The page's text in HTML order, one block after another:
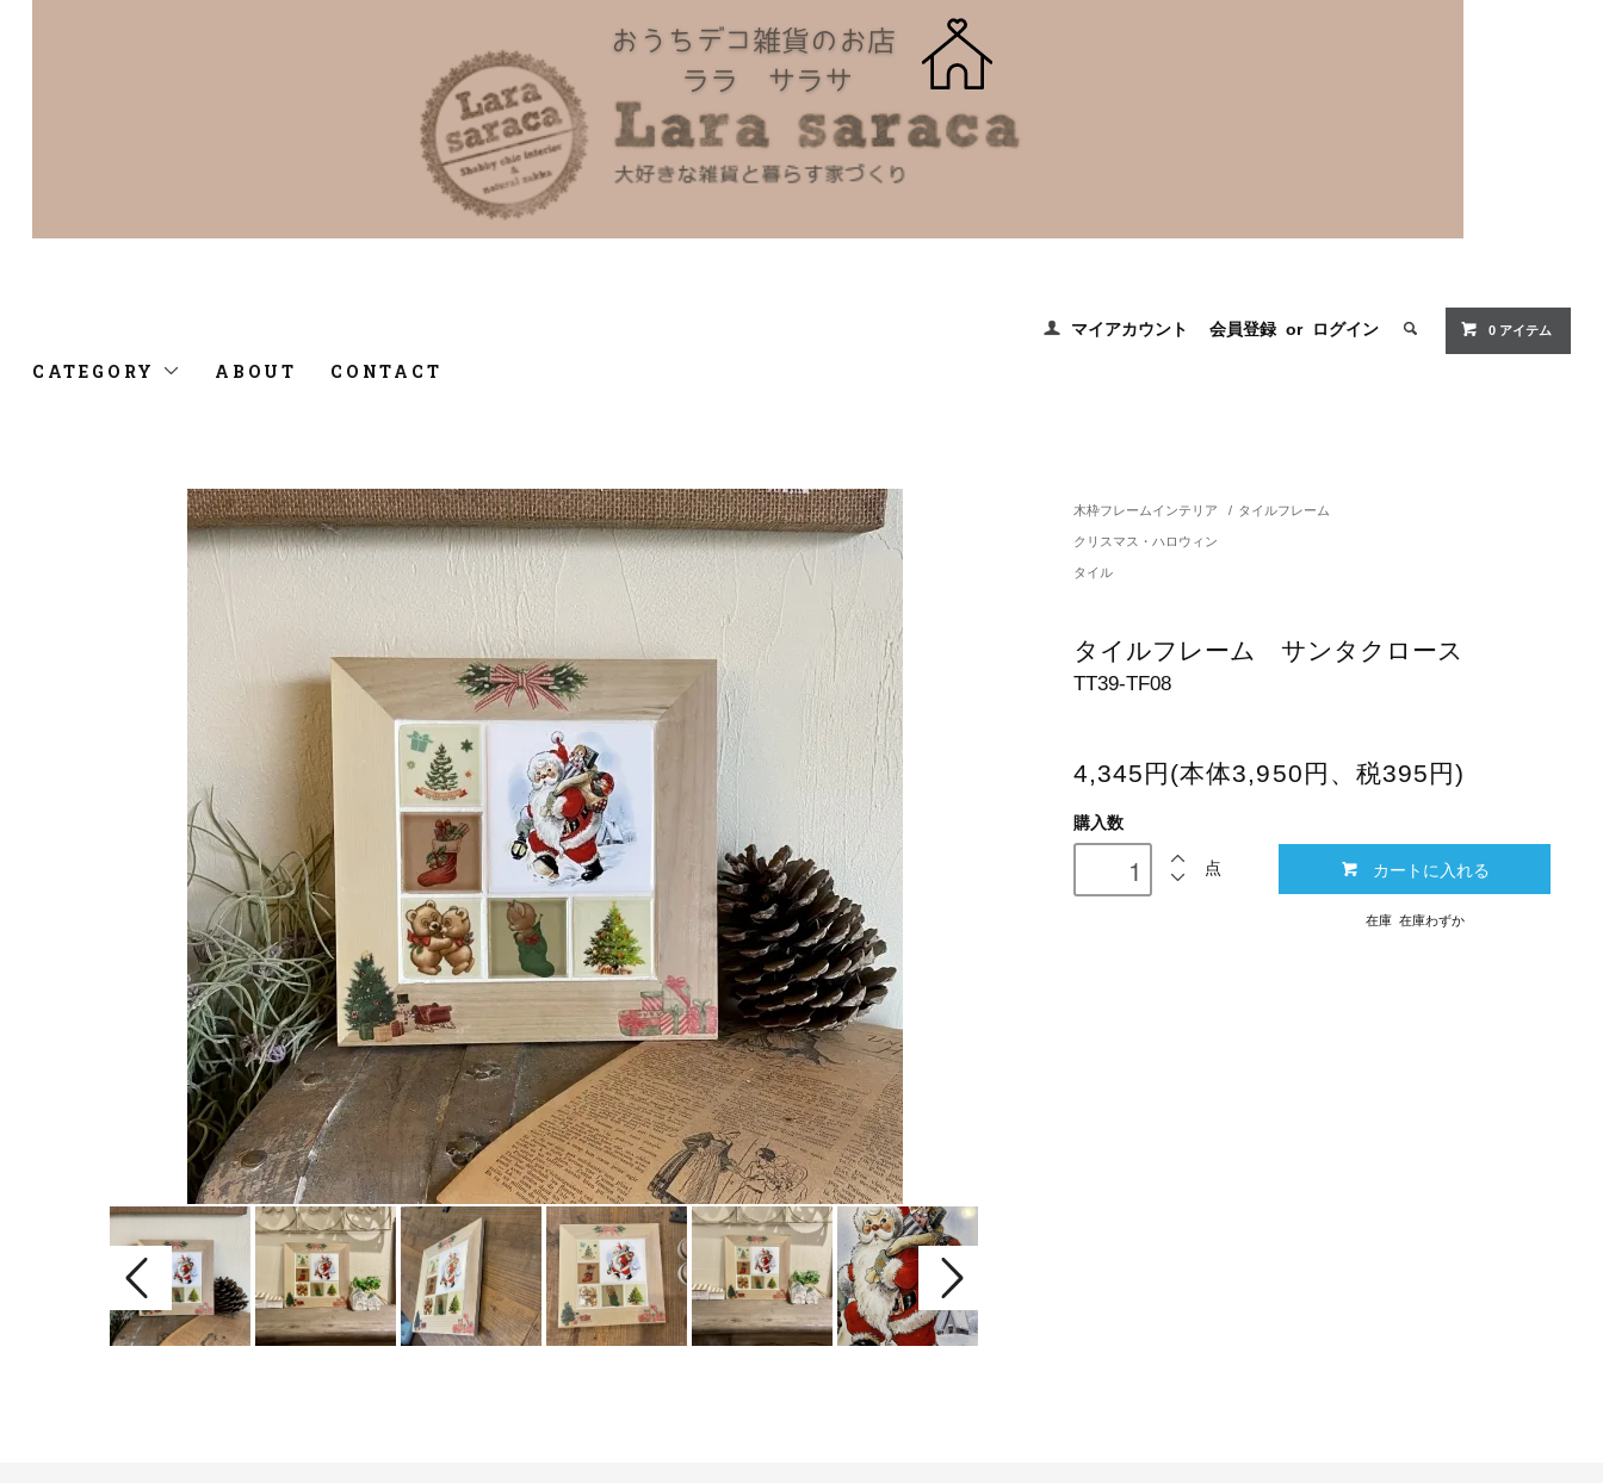
マイアカウント 会員登録 or ログイン 0 アイテム
CATEGORY ABOUT CONTACT
木枠フレームインテリア / タイルフレーム
クリスマス・ハロウィン
タイル
タイルフレーム サンタクロース
TT39-TF08
4,345円(本体3,950円、税395円)
購入数
点 カートに入れる
在庫 在庫わずか